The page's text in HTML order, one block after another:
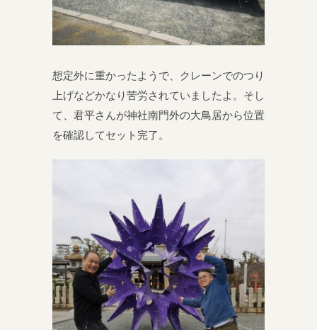
想定外に重かったようで、クレーンでのつり
上げなどかなり苦労されていましたよ。そし
て、君平さんが神社南門外の大鳥居から位置
を確認してセット完了。